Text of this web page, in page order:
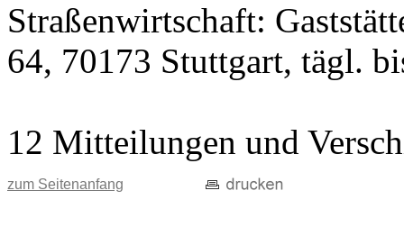
Straßenwirtschaft:
64, 70173 Stuttgart, tägl.
12 Mitteilungen und
zum Seitenanfang